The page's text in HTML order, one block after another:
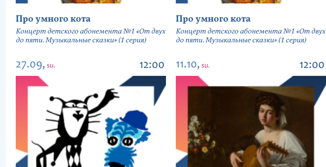
Про умного кота
Концерт детского абонемента №1 «От двух
до пяти. Музыкальные сказки» (1 серия)
Про умного кота
Концерт детского абонемента №1 «От двух
до пяти. Музыкальные сказки» (1 серия)
27.09, su. 12:00 11.10, su. 12:00